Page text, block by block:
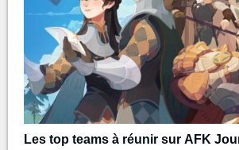
Les top teams à réunir sur AFK